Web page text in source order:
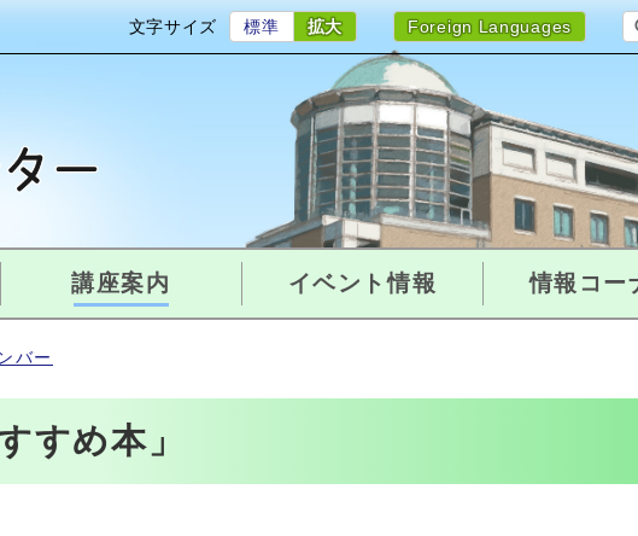
文字サイズ 標準 拡大 Foreign Languages
講座案内 イベント情報 情報コー
バー
すめ本」